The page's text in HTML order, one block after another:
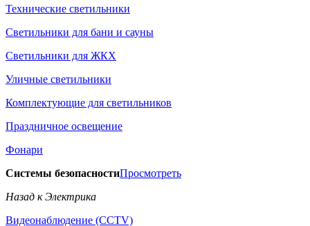
Технические светильники
Светильники для бани и сауны
Светильники для ЖКХ
Уличные светильники
Комплектующие для светильников
Праздничное освещение
Фонари
Системы безопасностиПросмотреть
Назад к Электрика
Видеонаблюдение (CCTV)